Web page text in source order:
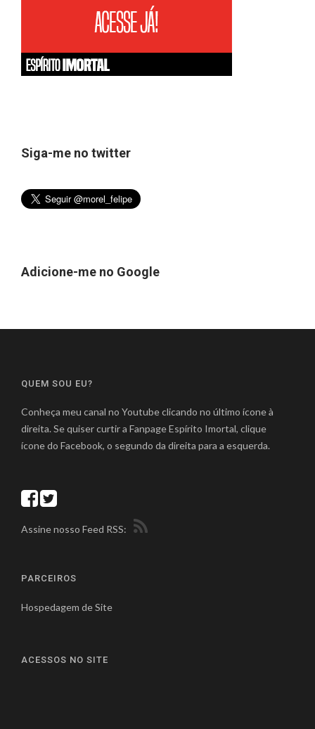
Siga-me no twitter
Adicione-me no Google
QUEM SOU EU?
Conheça meu canal no Youtube clicando no último ícone à
direita. Se quiser curtir a Fanpage Espírito Imortal, clique
ícone do Facebook, o segundo da direita para a esquerda.
Assine nosso Feed RSS:
PARCEIROS
Hospedagem de Site
ACESSOS NO SITE